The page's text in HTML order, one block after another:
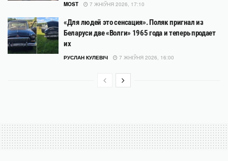
MOST 7 ЖНІЎНЯ 2026, 17:10
«Для людей это сенсация». Поляк пригнал из
Беларуси две «Волги» 1965 года и теперь продает
их
РУСЛАН КУЛЕВІЧ 7 ЖНІЎНЯ 2026, 16:00